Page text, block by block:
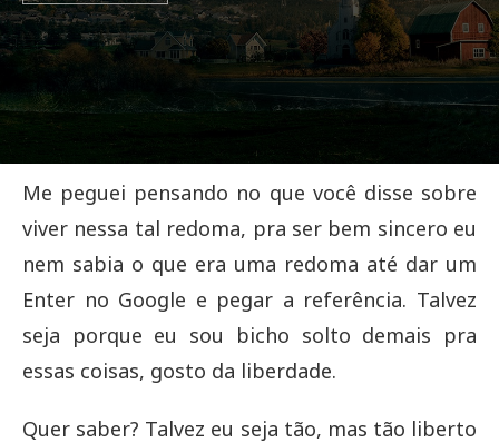
Me peguei pensando no que você disse sobre
viver nessa tal redoma, pra ser bem sincero eu
nem sabia o que era uma redoma até dar um
Enter no Google e pegar a referência. Talvez
seja porque eu sou bicho solto demais pra
essas coisas, gosto da liberdade.
Quer saber? Talvez eu seja tão, mas tão liberto